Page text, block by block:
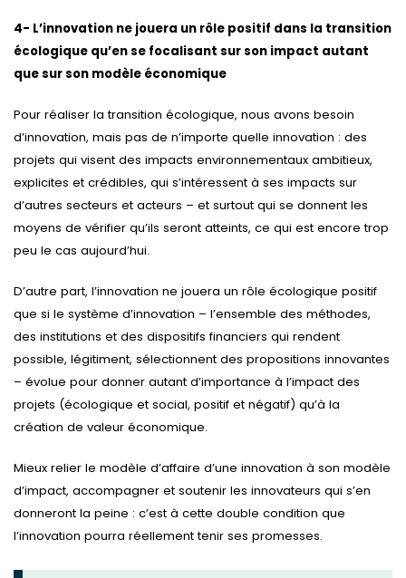
4- L’innovation ne jouera un rôle positif dans la transition
écologique qu’en se focalisant sur son impact autant
que sur son modèle économique
Pour réaliser la transition écologique, nous avons besoin
d’innovation, mais pas de n’importe quelle innovation : des
projets qui visent des impacts environnementaux ambitieux,
explicites et crédibles, qui s’intéressent à ses impacts sur
d’autres secteurs et acteurs – et surtout qui se donnent les
moyens de vérifier qu’ils seront atteints, ce qui est encore trop
peu le cas aujourd’hui.
D’autre part, l’innovation ne jouera un rôle écologique positif
que si le système d’innovation – l’ensemble des méthodes,
des institutions et des dispositifs financiers qui rendent
possible, légitiment, sélectionnent des propositions innovantes
– évolue pour donner autant d’importance à l’impact des
projets (écologique et social, positif et négatif) qu’à la
création de valeur économique.
Mieux relier le modèle d’affaire d’une innovation à son modèle
d’impact, accompagner et soutenir les innovateurs qui s’en
donneront la peine : c’est à cette double condition que
l’innovation pourra réellement tenir ses promesses.